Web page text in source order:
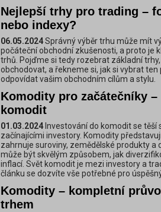
Nejlepší trhy pro trading –
nebo indexy?
06.05.2024Správný výběr trhu může mít
počáteční obchodní zkušenosti, a proto je
trhů. Pojďme si tedy rozebrat základní
obchodovat, a řekneme si, jak si vybrat
odpovídat vašim obchodním cílům a stylu.
Komodity pro začátečníky
komodit
01.03.2024 Investování do komodit se těší
začínajícími investory. Komodity
zahrnuje suroviny, zemědělské produkty a
může být skvělým způsobem, jak
inflací. Svět komodit je mezi investory a
článku se dozvíte vše potřebné pro
Komodity – kompletní
trhem